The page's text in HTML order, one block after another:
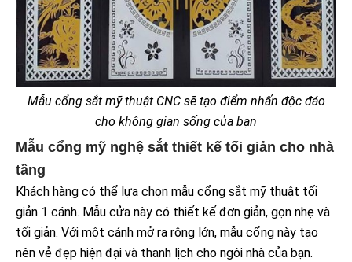
Mẫu cổng sắt mỹ thuật CNC sẽ tạo điểm nhấn độc đáo
cho không gian sống của bạn
Mẫu cổng mỹ nghệ sắt thiết kế tối giản cho nhà
tầng
Khách hàng có thể lựa chọn mẫu cổng sắt mỹ thuật tối
giản 1 cánh. Mẫu cửa này có thiết kế đơn giản, gọn nhẹ và
tối giản. Với một cánh mở ra rộng lớn, mẫu cổng này tạo
nên vẻ đẹp hiện đại và thanh lịch cho ngôi nhà của bạn.